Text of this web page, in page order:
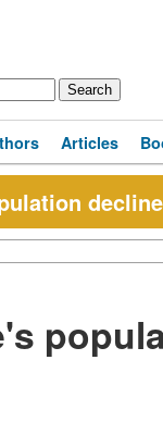
Articles